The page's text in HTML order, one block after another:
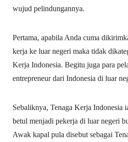
wujud pelindungannya.
Pertama, apabila Anda cuma
kerja ke luar negeri maka tidak
Kerja Indonesia. Begitu juga para
entrepreneur dari Indonesia di luar
Sebaliknya, Tenaga Kerja Indonesia
betul menjadi pekerja di luar negeri
Awak kapal pula disebut sebagai